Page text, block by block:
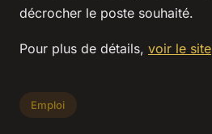
décrocher le poste souhaité.
Pour plus de détails, voir le site
Emploi